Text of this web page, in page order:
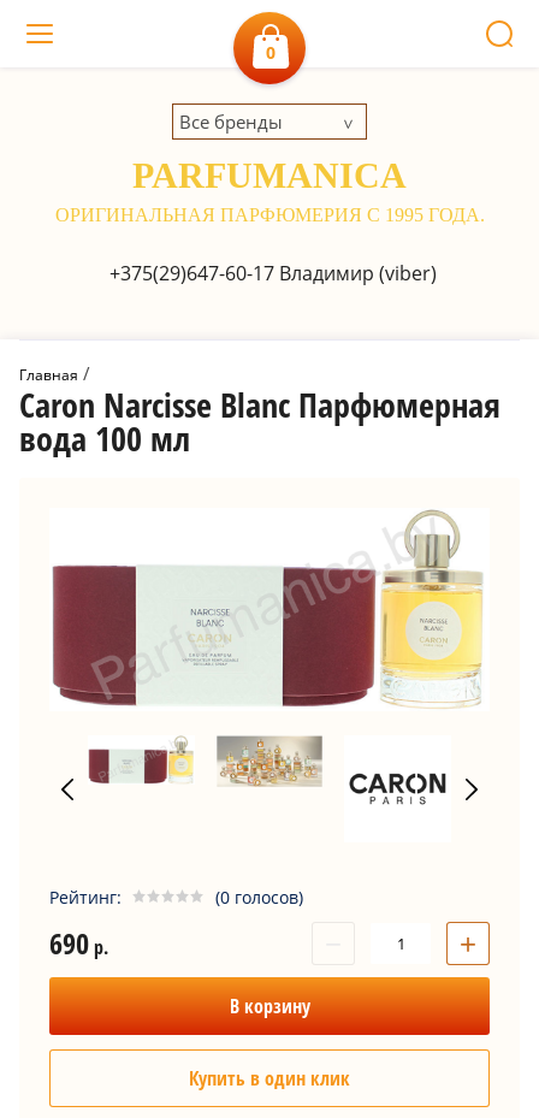
0
+375(29)647-60-17Владимир (viber)
Все бренды
PARFUMANICA
ОРИГИНАЛЬНАЯ ПАРФЮМЕРИЯ С 1995 ГОДА.
Главная /
Caron Narcisse Blanc Парфюмерная
вода 100 мл
Рейтинг: (0 голосов)
690р. +
В корзину
Купить в один клик